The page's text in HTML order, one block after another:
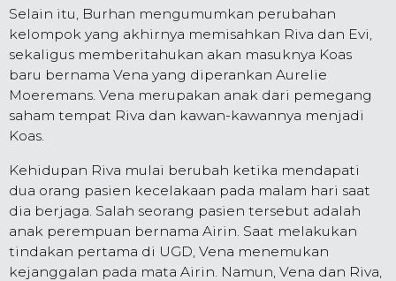
Selain itu, Burhan mengumumkan perubahan
kelompok yang akhirnya memisahkan Riva dan Evi,
sekaligus memberitahukan akan masuknya Koas
baru bernama Vena yang diperankan Aurelie
Moeremans. Vena merupakan anak dari pemegang
saham tempat Riva dan kawan-kawannya menjadi
Koas.
Kehidupan Riva mulai berubah ketika mendapati
dua orang pasien kecelakaan pada malam hari saat
dia berjaga. Salah seorang pasien tersebut adalah
anak perempuan bernama Airin. Saat melakukan
tindakan pertama di UGD, Vena menemukan
kejanggalan pada mata Airin. Namun, Vena dan Riva,